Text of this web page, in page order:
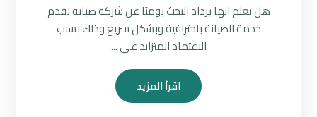
هل تعلم انها يزداد البحث يوميًا عن شركة صيانة تقدم
خدمة الصيانة باحترافية وبشكل سريع وذلك بسبب
الاعتماد المتزايد على ...
اقرأ المزيد